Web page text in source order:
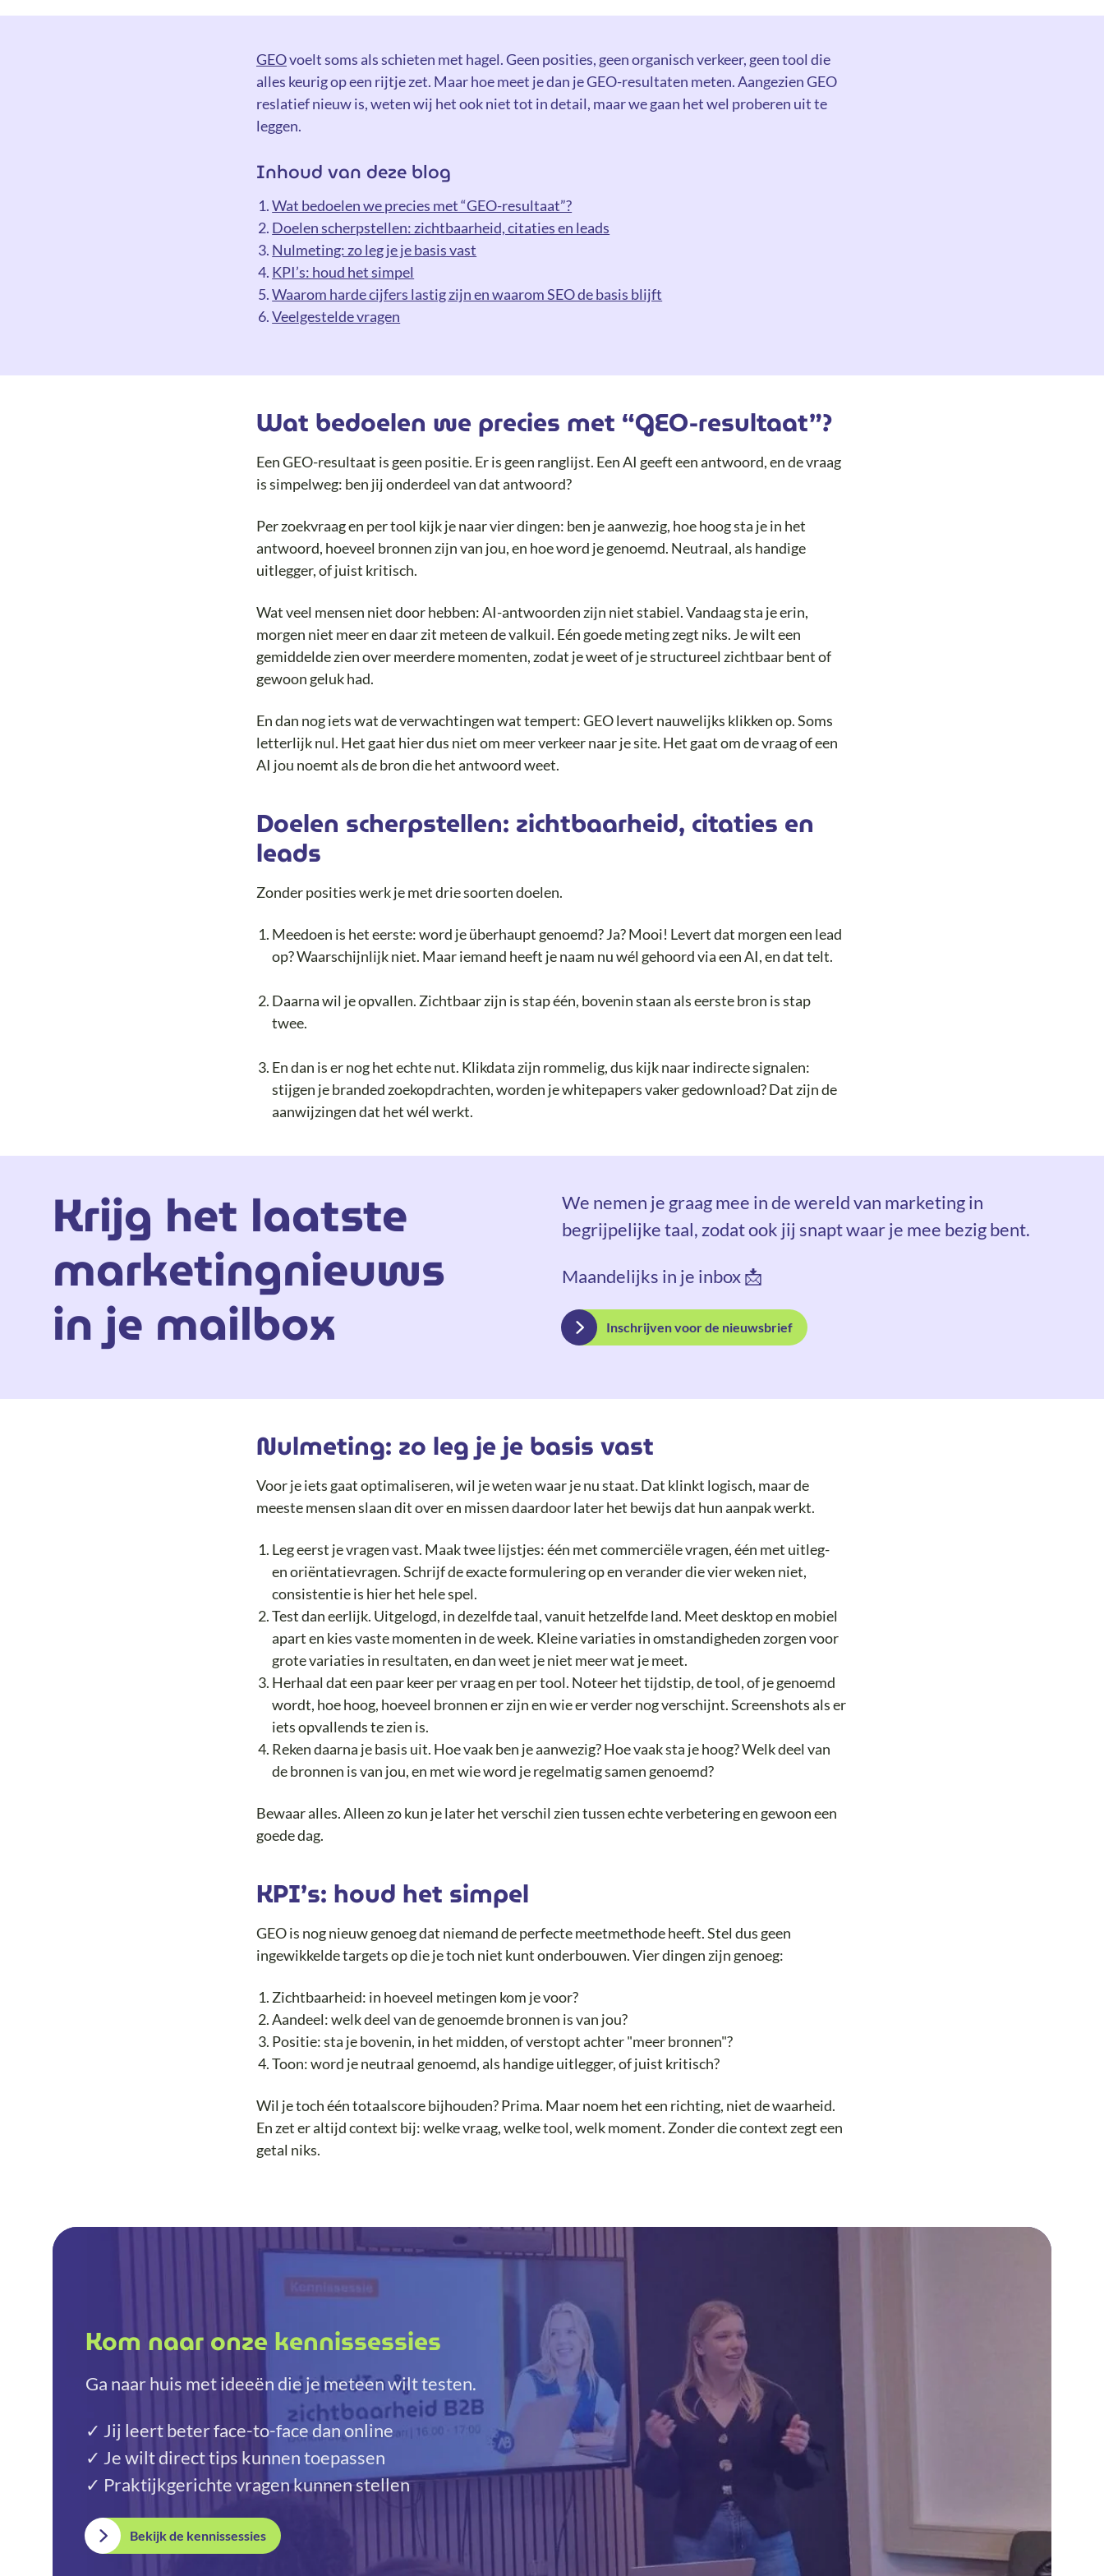
GEOvoelt soms als schieten met hagel. Geen posities, geen organisch verkeer, geen tool die
alles keurig op een rijtje zet. Maar hoe meet je dan je GEO-resultaten meten. Aangezien GEO
reslatief nieuw is, weten wij het ook niet tot in detail, maar we gaan het wel proberen uit te
leggen.
Inhoud van deze blog
Wat bedoelen we precies met “GEO-resultaat”?
Doelen scherpstellen: zichtbaarheid, citaties en leads
Nulmeting: zo leg je je basis vast
KPI’s: houd het simpel
Waarom harde cijfers lastig zijn en waarom SEO de basis blijft
Veelgestelde vragen
Wat bedoelen we precies met “GEO-resultaat”?
Een GEO-resultaat is geen positie. Er is geen ranglijst. Een AI geeft een antwoord, en de vraag
is simpelweg: ben jij onderdeel van dat antwoord?
Per zoekvraag en per tool kijk je naar vier dingen: ben je aanwezig, hoe hoog sta je in het
antwoord, hoeveel bronnen zijn van jou, en hoe word je genoemd. Neutraal, als handige
uitlegger, of juist kritisch.
Wat veel mensen niet door hebben: AI-antwoorden zijn niet stabiel. Vandaag sta je erin,
morgen niet meer en daar zit meteen de valkuil. Eén goede meting zegt niks. Je wilt een
gemiddelde zien over meerdere momenten, zodat je weet of je structureel zichtbaar bent of
gewoon geluk had.
En dan nog iets wat de verwachtingen wat tempert: GEO levert nauwelijks klikken op. Soms
letterlijk nul. Het gaat hier dus niet om meer verkeer naar je site. Het gaat om de vraag of een
AI jou noemt als de bron die het antwoord weet.
Doelen scherpstellen: zichtbaarheid, citaties en
leads
Zonder posities werk je met drie soorten doelen.
Meedoen is het eerste: word je überhaupt genoemd? Ja? Mooi! Levert dat morgen een lead
op? Waarschijnlijk niet. Maar iemand heeft je naam nu wél gehoord via een AI, en dat telt.
Daarna wil je opvallen. Zichtbaar zijn is stap één, bovenin staan als eerste bron is stap
twee.
En dan is er nog het echte nut. Klikdata zijn rommelig, dus kijk naar indirecte signalen:
stijgen je branded zoekopdrachten, worden je whitepapers vaker gedownload? Dat zijn de
aanwijzingen dat het wél werkt.
Krijg het laatste
marketingnieuws
in je mailbox
We nemen je graag mee in de wereld van marketing in
begrijpelijke taal, zodat ook jij snapt waar je mee bezig bent.
Maandelijks in je inbox 📩
Inschrijven voor de nieuwsbrief
Nulmeting: zo leg je je basis vast
Voor je iets gaat optimaliseren, wil je weten waar je nu staat. Dat klinkt logisch, maar de
meeste mensen slaan dit over en missen daardoor later het bewijs dat hun aanpak werkt.
Leg eerst je vragen vast. Maak twee lijstjes: één met commerciële vragen, één met uitleg-
en oriëntatievragen. Schrijf de exacte formulering op en verander die vier weken niet,
consistentie is hier het hele spel.
Test dan eerlijk. Uitgelogd, in dezelfde taal, vanuit hetzelfde land. Meet desktop en mobiel
apart en kies vaste momenten in de week. Kleine variaties in omstandigheden zorgen voor
grote variaties in resultaten, en dan weet je niet meer wat je meet.
Herhaal dat een paar keer per vraag en per tool. Noteer het tijdstip, de tool, of je genoemd
wordt, hoe hoog, hoeveel bronnen er zijn en wie er verder nog verschijnt. Screenshots als er
iets opvallends te zien is.
Reken daarna je basis uit. Hoe vaak ben je aanwezig? Hoe vaak sta je hoog? Welk deel van
de bronnen is van jou, en met wie word je regelmatig samen genoemd?
Bewaar alles. Alleen zo kun je later het verschil zien tussen echte verbetering en gewoon een
goede dag.
KPI’s: houd het simpel
GEO is nog nieuw genoeg dat niemand de perfecte meetmethode heeft. Stel dus geen
ingewikkelde targets op die je toch niet kunt onderbouwen. Vier dingen zijn genoeg:
Zichtbaarheid: in hoeveel metingen kom je voor?
Aandeel: welk deel van de genoemde bronnen is van jou?
Positie: sta je bovenin, in het midden, of verstopt achter "meer bronnen"?
Toon: word je neutraal genoemd, als handige uitlegger, of juist kritisch?
Wil je toch één totaalscore bijhouden? Prima. Maar noem het een richting, niet de waarheid.
En zet er altijd context bij: welke vraag, welke tool, welk moment. Zonder die context zegt een
getal niks.
Kom naar onze kennissessies
Ga naar huis met ideeën die je meteen wilt testen.
✓ Jij leert beter face-to-face dan online
✓ Je wilt direct tips kunnen toepassen
✓ Praktijkgerichte vragen kunnen stellen
Bekijk de kennissessies